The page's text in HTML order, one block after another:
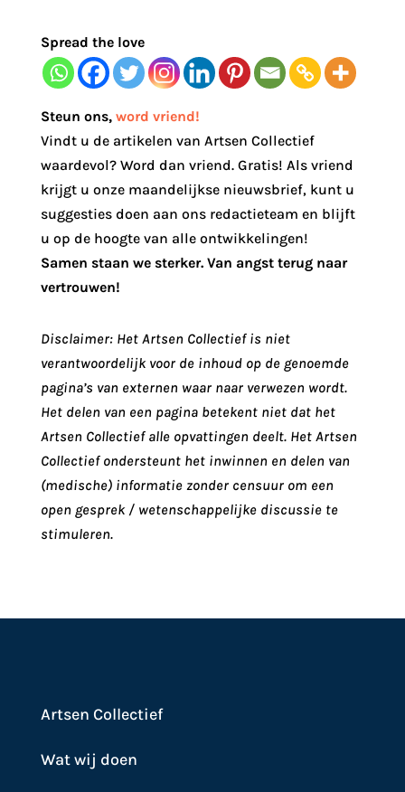
Spread the love
Steun ons, word vriend!
Vindt u de artikelen van Artsen Collectief
waardevol? Word dan vriend. Gratis! Als vriend
krijgt u onze maandelijkse nieuwsbrief, kunt u
suggesties doen aan ons redactieteam en blijft
u op de hoogte van alle ontwikkelingen!
Samen staan we sterker. Van angst terug naar
vertrouwen!
Disclaimer: Het Artsen Collectief is niet
verantwoordelijk voor de inhoud op de genoemde
pagina’s van externen waar naar verwezen wordt.
Het delen van een pagina betekent niet dat het
Artsen Collectief alle opvattingen deelt. Het Artsen
Collectief ondersteunt het inwinnen en delen van
(medische) informatie zonder censuur om een
open gesprek / wetenschappelijke discussie te
stimuleren.
Artsen Collectief
Wat wij doen